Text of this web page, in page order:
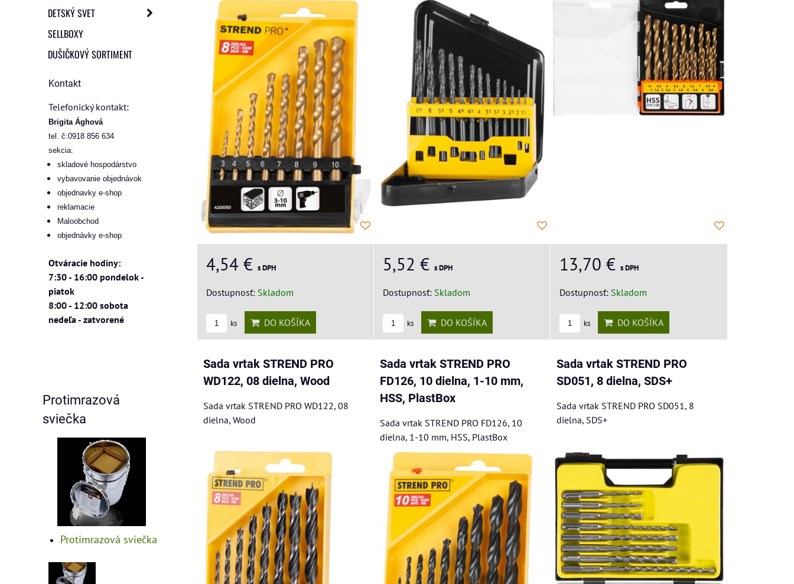
4,54 € s DPH
Dostupnosť: Skladom
ks DO KOŠÍKA
5,52 € s DPH
Dostupnosť: Skladom
ks DO KOŠÍKA
13,70 €s DPH
Dostupnosť: Skladom
ks DO KOŠÍKA
Sada vrtak STREND PRO
WD122, 08 dielna, Wood
Sada vrtak STREND PRO WD122, 08
dielna, Wood
Sada vrtak STREND PRO
FD126, 10 dielna, 1-10 mm,
HSS, PlastBox
Sada vrtak STREND PRO FD126, 10
dielna, 1-10 mm, HSS, PlastBox
Sada vrtak STREND PRO
SD051, 8 dielna, SDS+
Sada vrtak STREND PRO SD051, 8
dielna, SDS+
DETSKÝ SVET
SELLBOXY
DUŠIČKOVÝ SORTIMENT
Kontakt
Telefonický kontakt:
Brigita Ághová
tel. č:0918 856 634
sekcia:
skladové hospodárstvo
vybavovanie objednávok
objednavky e-shop
reklamacie
Maloobchod
objednávky e-shop
Otváracie hodiny:
7:30 - 16:00 pondelok -
piatok
8:00 - 12:00 sobota
nedeľa - zatvorené
Protimrazová
sviečka
Protimrazová sviečka